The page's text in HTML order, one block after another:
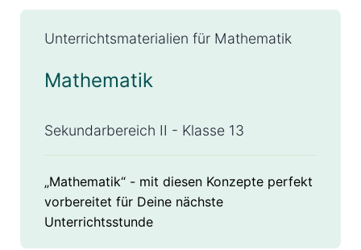
Unterrichtsmaterialien für Mathematik
Mathematik
Sekundarbereich II - Klasse 13
„Mathematik“ - mit diesen Konzepte perfekt
vorbereitet für Deine nächste
Unterrichtsstunde